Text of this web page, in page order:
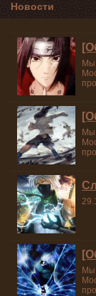
Новости
Мы
Мы
Мы